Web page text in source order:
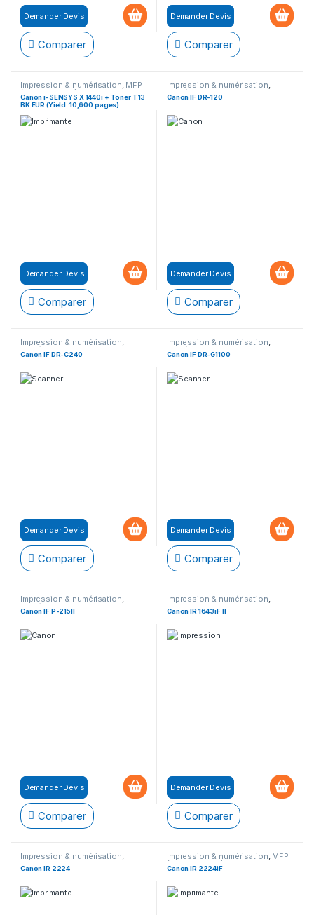
Demander Devis
Comparer
Demander Devis
Comparer
Impression & numérisation, MFP
(Multifonction)
Canon i-SENSYS X 1440i + Toner T13
BK EUR (Yield :10,600 pages)
Demander Devis
Comparer
Impression & numérisation,
Numérisation,Scanner de
documents
Canon IF DR-120
Demander Devis
Comparer
Impression & numérisation
Numérisation
documents
Canon IF DR-C240
Demander Devis
Comparer
Impression & numérisation
Numérisation
documents
Canon IF DR-G1100
Demander Devis
Comparer
Impression & numérisation,
Numérisation,Scanner de
documents
Canon IF P-215II
Demander Devis
Comparer
Impression & numérisation,
Imprimante
Canon IR 1643iF II
Demander Devis
Comparer
Impression & numérisation,
Imprimante
Canon IR 2224
Impression & numérisation, MFP
(Multifonction)
Canon IR 2224iF